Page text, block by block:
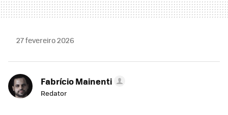
27 fevereiro 2026
Fabrício Mainenti
Redator